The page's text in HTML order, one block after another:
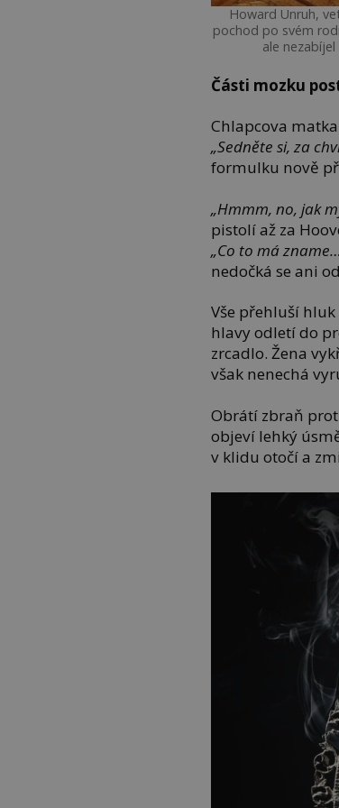
Howard Unruh,
pochod po svém
ale
Části mozku
Chlapcova
„Sedněte si, za
formulku nově
„Hmmm, no, jak
pistolí až za
„Co to má
nedočká se ani
Vše přehluší
hlavy odletí do
zrcadlo. Žena
však nenechá
Obrátí zbraň
objeví lehký
v klidu otočí a